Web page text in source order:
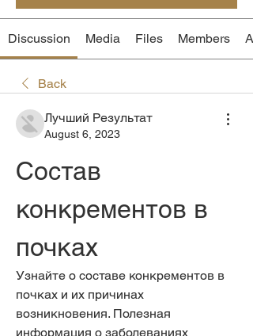
Discussion Media Files Members
Back
Лучший Результат
August 6, 2023
Состав
конкрементов в
почках
Узнайте о составе конкрементов в
почках и их причинах
возникновения. Полезная
информация о заболеваниях